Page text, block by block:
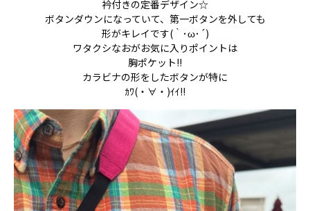
衿付きの定番デザイン☆
ボタンダウンになっていて、第一ボタンを外しても
形がキレイです(｀･ω･´)
ワタクシなおがお気に入りポイントは
胸ポケット!!
カラビナの形をしたボタンが特に
ｶﾜ(・∀・)ｲｲ!!